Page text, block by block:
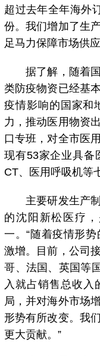
超过去年全年海外
份。我们增加了生
足马力保障市场供
据了解，随着国
类防疫物资已经基
疫情影响的国家和
力，推动医用物资
口专班，对全市医
现有53家企业具备
CT、医用呼吸机等
主要研发生产制
的沈阳新松医疗
一。“随着疫情形
激增。目前，公司
哥、法国、英国等
入就占销售总收入
局，并对海外市场
形势有所改变。我
更大贡献。”